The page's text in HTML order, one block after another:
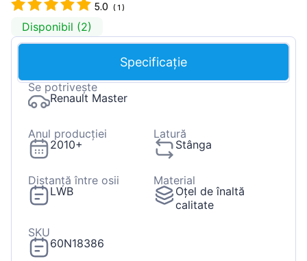
5.0 (1 )
Disponibil (2)
Specificație
Se potrivește
Renault Master
Anul producției
2010+
Latură
Stânga
Distanță între osii
LWB
Material
Oțel de înaltă
calitate
SKU
60N18386